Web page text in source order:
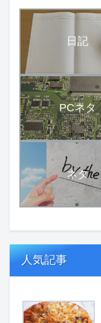
日記
PCネタ
ネタ
人気記事